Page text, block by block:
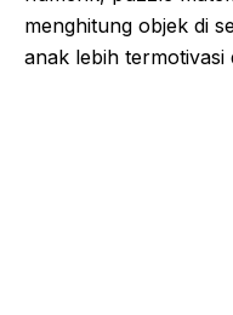
menghitung objek di
anak lebih termotivasi